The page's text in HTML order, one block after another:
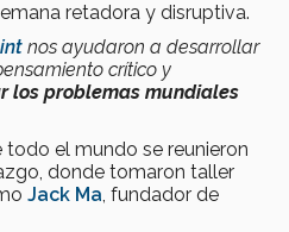
retadora y disruptiva.
nos ayudaron a desarrollar
crítico y
los problemas mundiales
el mundo se reunieron
donde tomaron taller
Jack Ma, fundador de